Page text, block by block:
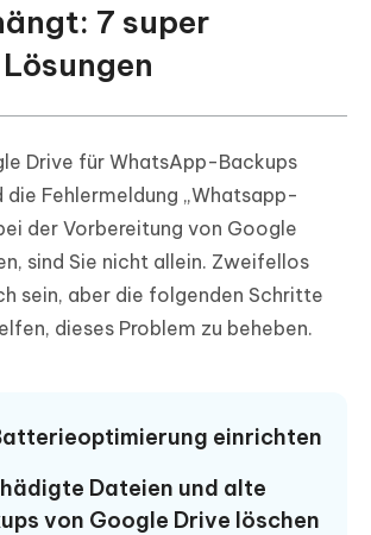
7 super
Drive für WhatsApp-Backups
die Fehlermeldung „Whatsapp-
der Vorbereitung von Google
sind Sie nicht allein. Zweifellos
sein, aber die folgenden Schritte
dieses Problem zu beheben.
einrichten
Dateien und alte
von Google Drive löschen